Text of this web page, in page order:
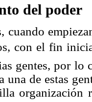
del poder
cuando
con el fin
gentes, por lo
una de estas
organización